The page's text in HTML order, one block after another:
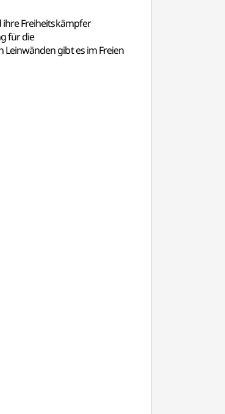
Freiheitskämpfer
für die
gibt es im Freien